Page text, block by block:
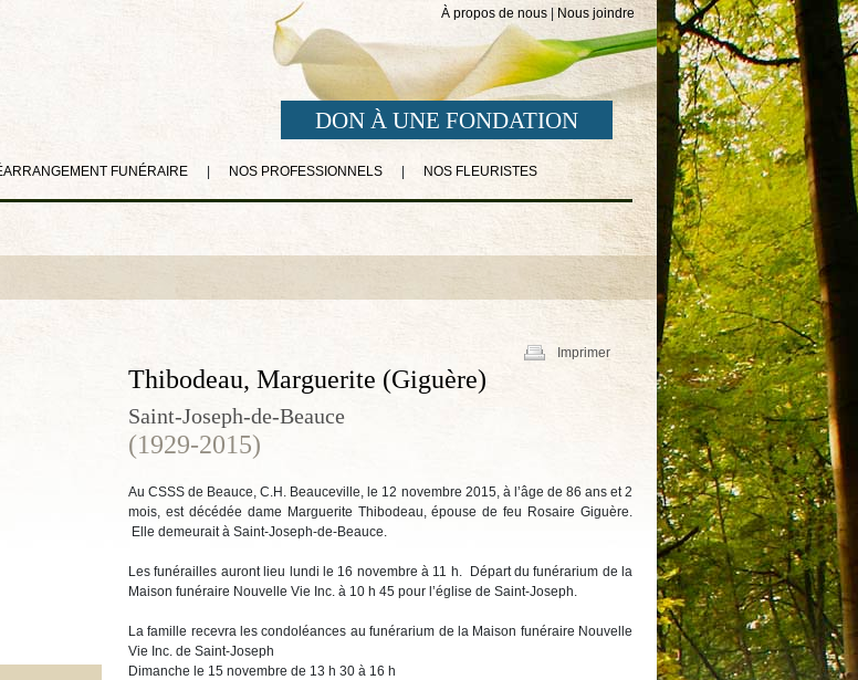
À propos de nous Nous joindre
DON À UNE FONDATION
FUNÉRAIRE NOS PROFESSIONNELS NOS FLEURISTES
Imprimer
Thibodeau, Marguerite (Giguère)
Saint-Joseph-de-Beauce
(1929-2015)
Au CSSS de Beauce, C.H. Beauceville, le 12 novembre 2015, à l’âge de 86 ans et 2
mois, est décédée dame Marguerite Thibodeau, épouse de feu Rosaire Giguère.
Elle demeurait à Saint-Joseph-de-Beauce.
Les funérailles auront lieu lundi le 16 novembre à 11 h. Départ du funérarium de la
Maison funéraire Nouvelle Vie Inc. à 10 h 45 pour l’église de Saint-Joseph.
La famille recevra les condoléances au funérarium de la Maison funéraire Nouvelle
Vie Inc. de Saint-Joseph
Dimanche le 15 novembre de 13 h 30 à 16 h